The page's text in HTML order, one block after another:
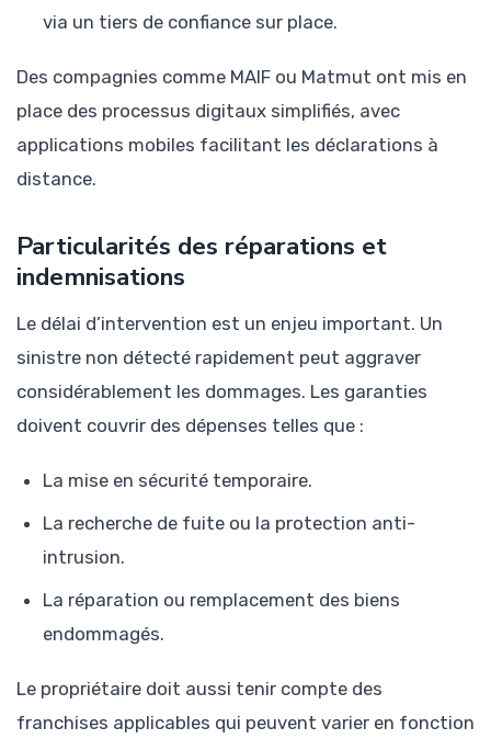
via un tiers de confiance sur place.
Des compagnies comme MAIF ou Matmut ont mis en
place des processus digitaux simplifiés, avec
applications mobiles facilitant les déclarations à
distance.
Particularités des réparations et
indemnisations
Le délai d’intervention est un enjeu important. Un
sinistre non détecté rapidement peut aggraver
considérablement les dommages. Les garanties
doivent couvrir des dépenses telles que :
La mise en sécurité temporaire.
La recherche de fuite ou la protection anti-
intrusion.
La réparation ou remplacement des biens
endommagés.
Le propriétaire doit aussi tenir compte des
franchises applicables qui peuvent varier en fonction